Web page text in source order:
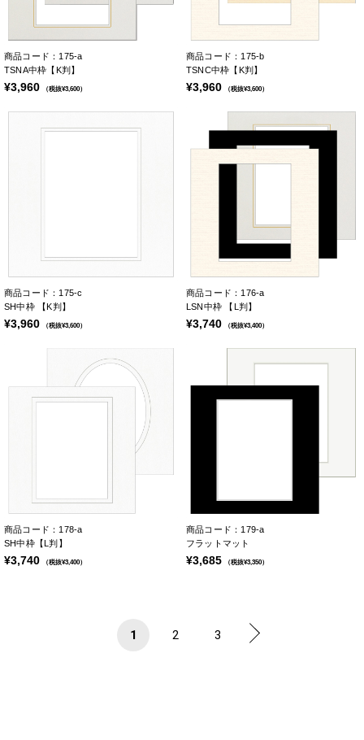
商品コード：175-a
TSNA中枠【K判】
¥3,960 （税抜¥3,600）
商品コード：175-b
TSNC中枠【K判】
¥3,960 （税抜¥3,600）
商品コード：175-c
SH中枠 【K判】
¥3,960 （税抜¥3,600）
商品コード：176-a
LSN中枠 【L判】
¥3,740 （税抜¥3,400）
商品コード：178-a
SH中枠【L判】
¥3,740 （税抜¥3,400）
商品コード：179-a
フラットマット
¥3,685 （税抜¥3,350）
1 2 3